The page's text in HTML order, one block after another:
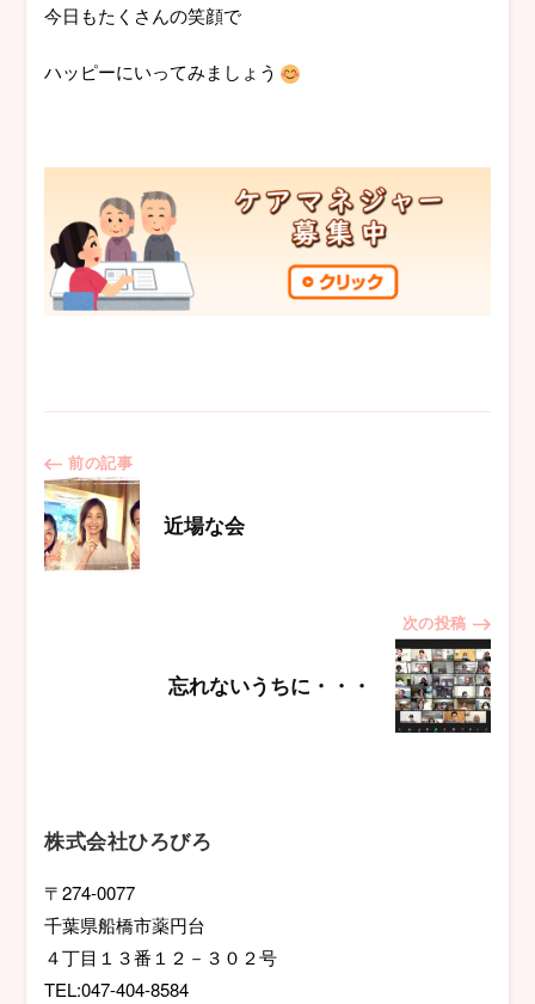
今日もたくさんの笑顔で
ハッピーにいってみましょう
投
稿
シ
ョ
ン
前の記事
近場な会
次の投稿
忘れないうちに・・・
株式会社ひろびろ
〒274-0077
千葉県船橋市薬円台
４丁目１３番１２－３０２号
TEL:047-404-8584